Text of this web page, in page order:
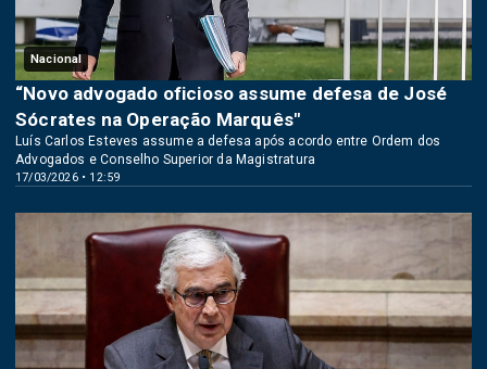
Nacional
17/03/2026 • 12:59
“Novo advogado oficioso assume defesa de José
Sócrates na Operação Marquês"
Luís Carlos Esteves assume a defesa após acordo entre Ordem dos
Advogados e Conselho Superior da Magistratura